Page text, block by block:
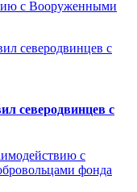
с Вооруженными
северодвинцев с
с
фонда